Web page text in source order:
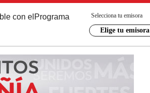
con el Programa Selecciona tu emisora
Elige tu emisora